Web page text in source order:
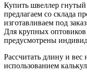
Купить швеллер
предлагаем со склада
изготавливаем под
Для крупных
предусмотрены
Рассчитать длину и
использованием